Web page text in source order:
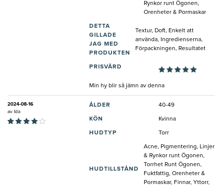
Rynkor runt Ögonen,
Orenheter & Pormaskar
DETTA
GILLADE
JAG MED
PRODUKTEN
Textur, Doft, Enkelt att
använda, Ingredienserna,
Förpackningen, Resultatet
PRISVÄRD
Min hy blir så jämn av denna
2024-08-16
av Ida
ÅLDER 40-49
KÖN Kvinna
HUDTYP Torr
HUDTILLSTÅND
Acne, Pigmentering, Linjer
& Rynkor runt Ögonen,
Torrhet Runt Ögonen,
Fuktfattig, Orenheter &
Pormaskar, Finnar, Yttorr,